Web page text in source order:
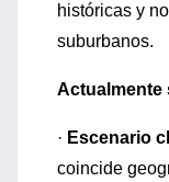
históricas y
suburbanos.
Actualmente
· Escenario
coincide